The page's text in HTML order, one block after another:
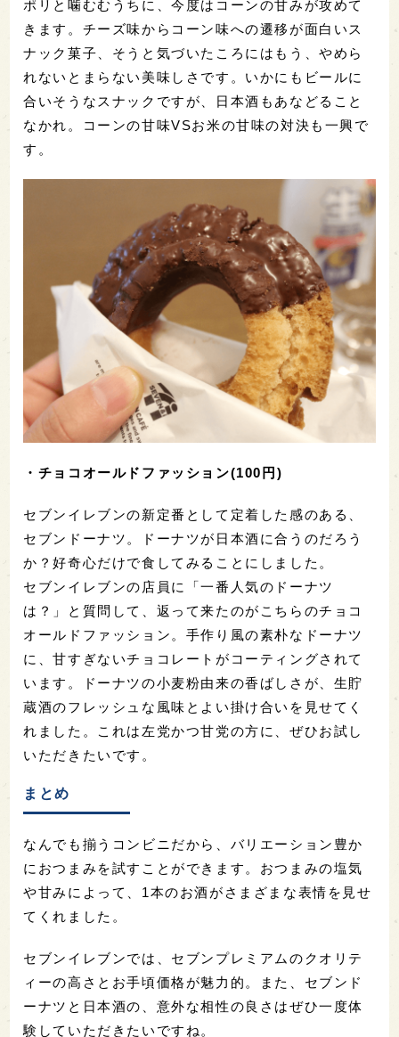
・セブンプレミアム カリカリトリプルチーズ(108
パッケージのふたを開けるだけで、強烈に放たれる
ジャンクな香り！好きな人にはたまらない逸品で
す。
カリッと軽快な音をたて一口食べると、チーズの味
がこれでもかというほど口の中に広がります。ポリ
ポリと噛むむうちに、今度はコーンの甘みが攻めて
きます。チーズ味からコーン味への遷移が面白いス
ナック菓子、そうと気づいたころにはもう、やめら
合いそうなスナックですが、日本酒もあなどること
なかれ。コーンの甘味VSお米の甘味の対決も一興で
す。
・チョコオールドファッション(100円)
セブンドーナツ。ドーナツが日本酒に合うのだろう
か？好奇心だけで食してみることにしました。
セブンイレブンの店員に「一番人気のドーナツ
は？」と質問して、返って来たのがこちらのチョコ